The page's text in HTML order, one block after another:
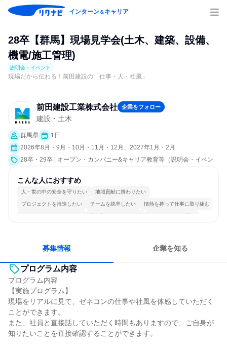
インターン＆キャリア
28卒【群馬】現場見学会(土木、建築、設備、
機電/施工管理)
説明会・イベント
現場だから伝わる！前田建設の「仕事・人・社風」
前田建設工業株式会社 企業をフォロー
建設・土木
群馬県
1日
2026年8月・9月・10月・11月・12月、2027年1月・2月
28卒・29卒 | オープン・カンパニー&キャリア教育等（説明会・イベン
界研究]）
こんな人におすすめ
人・世の中の安全を守りたい 地域貢献に携わりたい
プロジェクトを推進したい チームを統率したい 情熱を持って仕事に取り組む
コミュニケーションが活発 常に新しいものに挑戦 チームワークを重視
募集情報 企業を知る
プログラム内容
プログラム内容
【実施プログラム】
現場をリアルに見て、ゼネコンの仕事や社風を体感していただく
ことができます。
また、社員と直接話していただく時間もありますので、ご自身が
知りたいことを直接確認することができます。